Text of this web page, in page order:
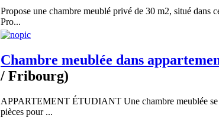
Propose une chambre meublé privé de 30 m2, situé dans
Pro...
Chambre meublée dans
/ Fribourg)
APPARTEMENT ÉTUDIANT Une chambre meublée se
pièces pour ...